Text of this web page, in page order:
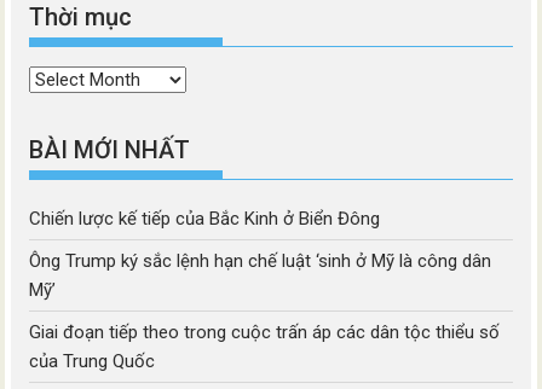
Thời mục
Thời
BÀI MỚI NHẤT
Chiến lược kế tiếp của Bắc Kinh ở Biển Đông
Ông Trump ký sắc lệnh hạn chế luật ‘sinh ở Mỹ là công dân
Mỹ’
Giai đoạn tiếp theo trong cuộc trấn áp các dân tộc thiểu số
của Trung Quốc